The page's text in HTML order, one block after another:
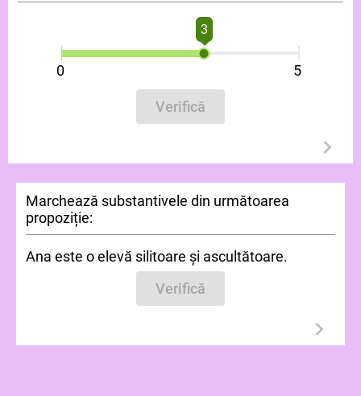
3
0 5
Verifică
Marchează substantivele din următoarea
propoziție:
Ana este o elevă silitoare și ascultătoare.
Verifică